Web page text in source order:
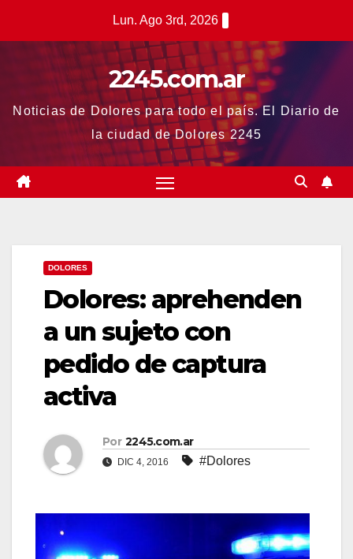
Lun. Ago 3rd, 2026
2245.com.ar
Noticias de Dolores para todo el país. El Diario de
la ciudad de Dolores 2245
DOLORES
Dolores: aprehenden
a un sujeto con
pedido de captura
activa
Por 2245.com.ar
DIC 4, 2016 #Dolores